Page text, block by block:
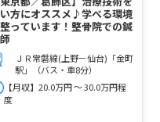
方にオススメ♪学べる環境
っています！整骨院での鍼
ＪＲ常磐線(上野－仙台)「金町
駅」（バス・車8分）
【月収】20.0万円 ～ 30.0万円程
度